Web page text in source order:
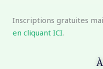
Inscriptions gratuites
en cliquant ICI.